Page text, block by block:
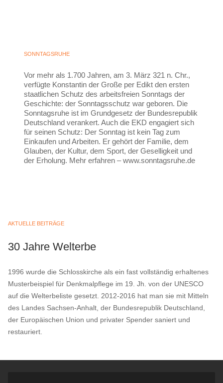
SONNTAGSRUHE
Vor mehr als 1.700 Jahren, am 3. März 321 n. Chr.,
verfügte Konstantin der Große per Edikt den ersten
staatlichen Schutz des arbeitsfreien Sonntags der
Geschichte: der Sonntagsschutz war geboren. Die
Sonntagsruhe ist im Grundgesetz der Bundesrepublik
Deutschland verankert. Auch die EKD engagiert sich
für seinen Schutz: Der Sonntag ist kein Tag zum
Einkaufen und Arbeiten. Er gehört der Familie, dem
Glauben, der Kultur, dem Sport, der Geselligkeit und
der Erholung. Mehr erfahren – www.sonntagsruhe.de
AKTUELLE BEITRÄGE
30 Jahre Welterbe
1996 wurde die Schlosskirche als ein fast vollständig erhaltenes
Musterbeispiel für Denkmalpflege im 19. Jh. von der UNESCO
auf die Welterbeliste gesetzt. 2012-2016 hat man sie mit Mitteln
des Landes Sachsen-Anhalt, der Bundesrepublik Deutschland,
der Europäischen Union und privater Spender saniert und
restauriert.